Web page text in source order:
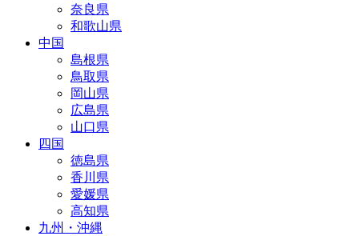
奈良県
和歌山県
中国
島根県
鳥取県
岡山県
広島県
山口県
四国
徳島県
香川県
愛媛県
高知県
九州・沖縄